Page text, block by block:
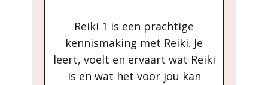
Reiki 1 is een prachtige
kennismaking met Reiki. Je
leert, voelt en ervaart wat Reiki
is en wat het voor jou kan